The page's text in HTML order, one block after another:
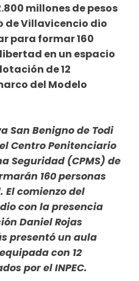
millones de pesos
de Villavicencio dio
para formar 160
en un espacio
de 12
del Modelo
San Benigno de Todi
Centro Penitenciario
Seguridad (CPMS) de
160 personas
comienzo del
con la presencia
Daniel Rojas
presentó un aula
con 12
por el INPEC.